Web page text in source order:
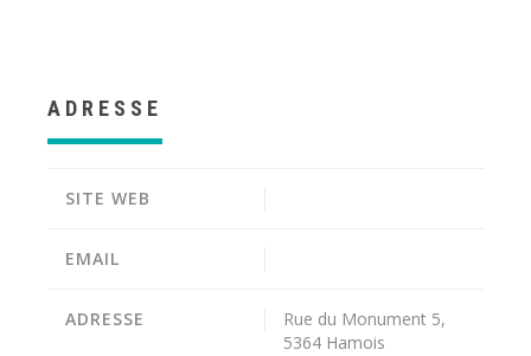
ADRESSE
SITE WEB
EMAIL
ADRESSE
Rue du Monument 5,
5364 Hamois